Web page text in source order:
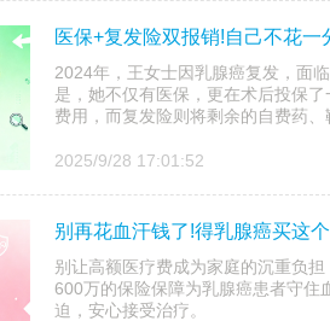
医保+复发险双报销!自己不花
2024年，王女士因乳腺癌复发，面
是，她不仅有医保，更在术后投保
费用，而复发险则将剩余的自费药、
2025/9/28 17:01:52
别再花血汗钱了!得乳腺癌买这
别让高额医疗费成为家庭的沉重负
600万的保险保障为乳腺癌患者守住
迫，安心接受治疗。